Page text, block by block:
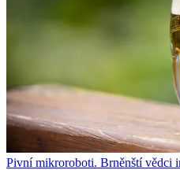
Pivní mikroroboti. Brněnští vědci